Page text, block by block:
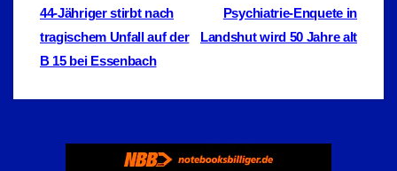
BeitragsnavigationPsychiatrie-Enquete in
Landshut wird 50 Jahre alt
44-Jähriger stirbt nach
tragischem Unfall auf der
B 15 bei Essenbach